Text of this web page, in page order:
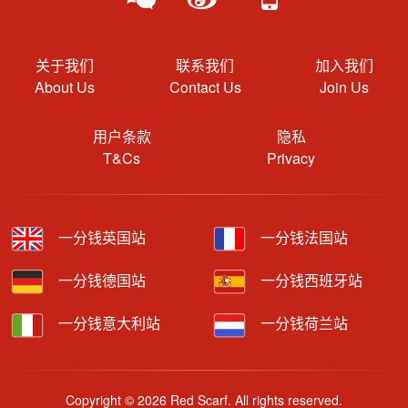
关于我们
About Us
联系我们
Contact Us
加入我们
Join Us
用户条款
T&Cs
隐私
Privacy
一分钱英国站 一分钱法国站
一分钱德国站 一分钱西班牙站
一分钱意大利站 一分钱荷兰站
Copyright © 2026 Red Scarf. All rights reserved.